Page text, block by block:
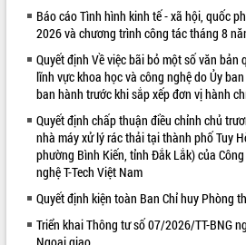
VIDEO
Báo cáo Tình hình kinh tế - xã hội, quốc
2026 và chương trình công tác tháng 8
Quyết định Về việc bãi bỏ một số văn
lĩnh vực khoa học và công nghệ do Ủy
ban hành trước khi sắp xếp đơn vị hành
Quyết định chấp thuận điều chỉnh chủ
nhà máy xử lý rác thải tại thành phố Tuy
phường Bình Kiến, tỉnh Đắk Lắk) của
nghệ T-Tech Việt Nam
Quyết định kiện toàn Ban Chỉ huy Phòng
Triển khai Thông tư số 07/2026/TT-BNG